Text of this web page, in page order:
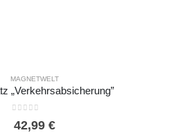
MAGNETWELT
„Verkehrsabsicherung”
42,99 €